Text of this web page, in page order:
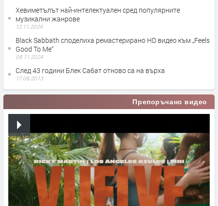
Хевиметълът най-интелектуален сред популярните
музикални жанрове
12.11.2024
Black Sabbath споделиха ремастерирано HD видео към „Feels
Good To Me“
08.11.2024
След 43 години Блек Сабат отново са на върха
17.06.2013
Препоръчано видео